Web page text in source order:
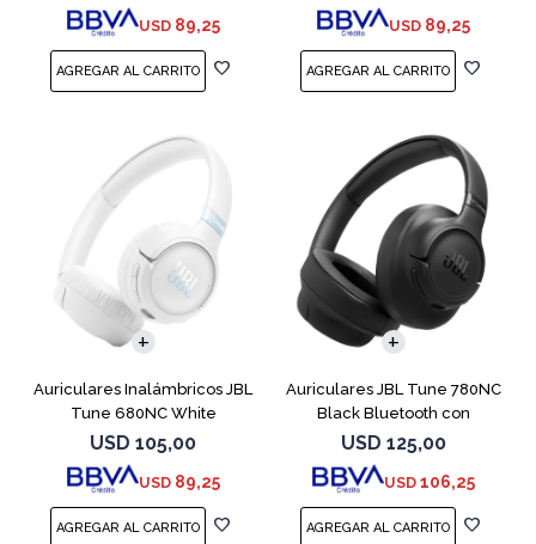
USD 89,25 USD 89,25
Auriculares Inalámbricos JBL
Tune 680NC White
USD 105,00
USD 89,25
Auriculares JBL Tune 780NC
Black Bluetooth con
Micrófono
USD 125,00
USD 106,25